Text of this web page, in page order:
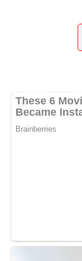
DDR eine
noch für
zarte